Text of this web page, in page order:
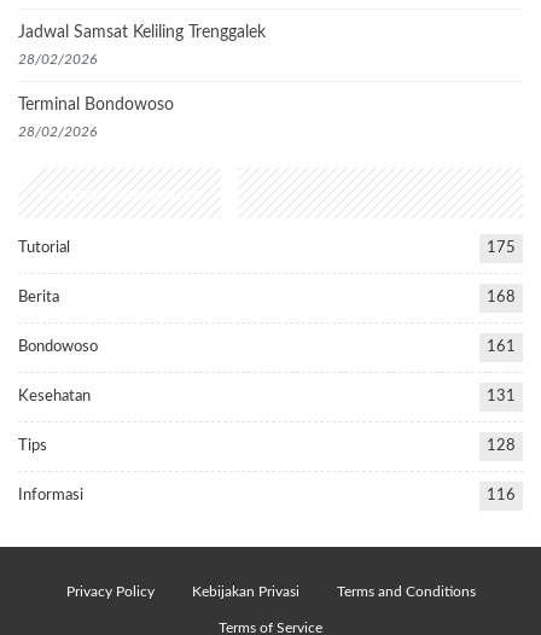
Jadwal Samsat Keliling Trenggalek
28/02/2026
Terminal Bondowoso
28/02/2026
Popular Categories
Tutorial 175
Berita 168
Bondowoso 161
Kesehatan 131
Tips 128
Informasi 116
Privacy Policy Kebijakan Privasi Terms and Conditions
Terms of Service